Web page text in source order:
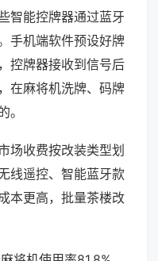
智能控牌器通过蓝牙
手机端软件预设好牌
控牌器接收到信号后
在麻将机洗牌、码牌
。
场收费按改装类型划
线遥控、智能蓝牙款
本更高，批量茶楼改